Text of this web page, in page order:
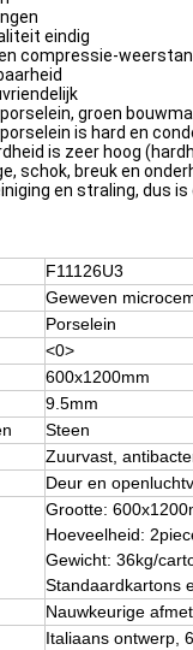
eindig
compressie-
groen
is hard en
is zeer hoog
schok, breuk en
en straling, dus
F11126U3
Geweven
Porselein
<0>
600x1200mm
9.5mm
Steen
Zuurvast,
Deur en
Grootte:
Hoeveelheid:
Gewicht: 36kg/
Standaardkartons
Nauwkeurige
Italiaans ontwerp,